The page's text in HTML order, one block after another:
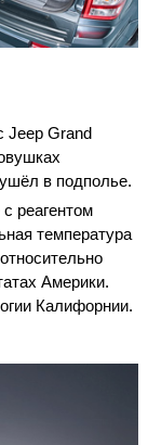
Jeep Grand
в подполье.
реагентом
температура
Америки.
Калифорнии.